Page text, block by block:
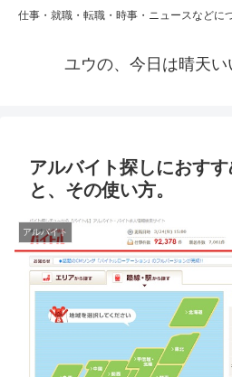
仕事・就職・転職・時事・ニュースなどに
ユウの、今日は晴天い
アルバイト探しにおす
と、その使い方。
アルバイト